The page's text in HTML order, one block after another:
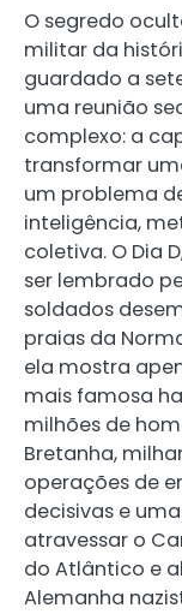
O segredo
militar da
guardado a
uma reunião
complexo: a
transformar
um problema
inteligência,
coletiva. O Dia
ser lembrado
soldados
praias da
ela mostra
mais famosa
milhões de
Bretanha,
operações de
decisivas e
atravessar o
do Atlântico e
Alemanha